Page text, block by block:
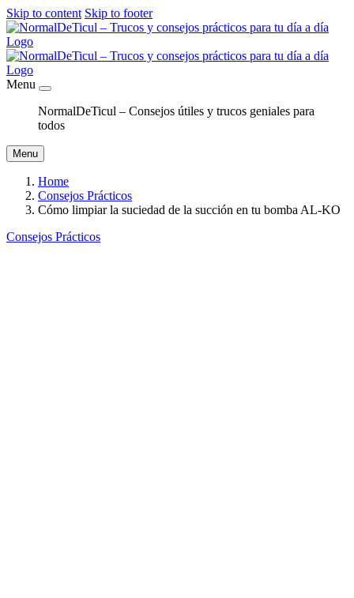
Skip to content Skip to footer
Menu
NormalDeTicul – Consejos útiles y trucos geniales para
todos
Menu
Home
Consejos Prácticos
Cómo limpiar la suciedad de la succión en tu bomba AL-KO
Consejos Prácticos